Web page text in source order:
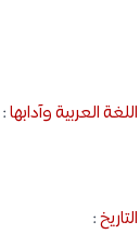
اللغة العربية وآدابها:
التاريخ: